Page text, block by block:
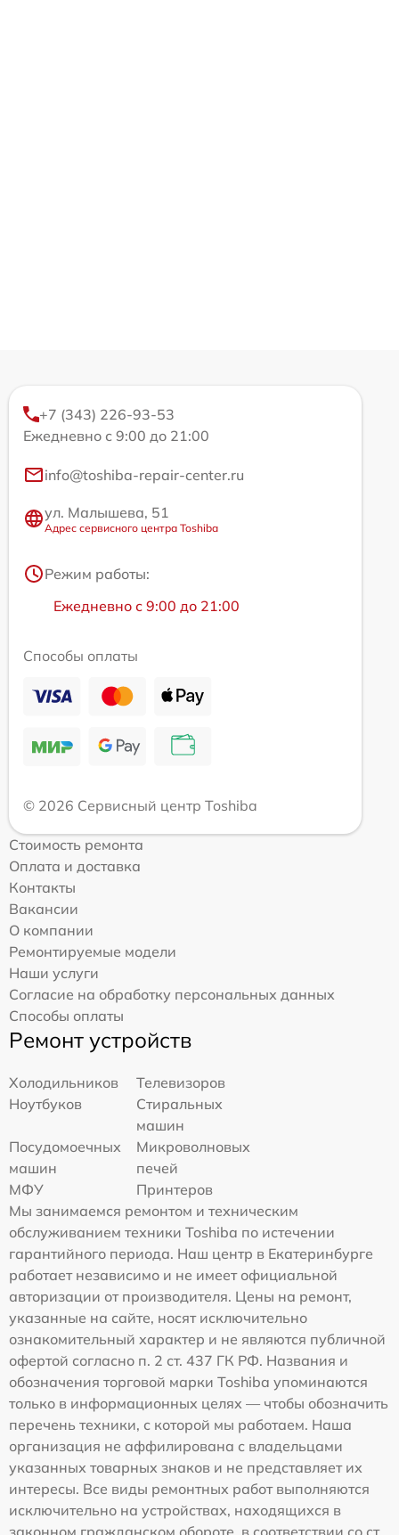
+7 (343) 226-93-53
Ежедневно с 9:00 до 21:00
info@toshiba-repair-center.ru
ул. Малышева, 51
Адрес сервисного центра Toshiba
Режим работы:
Ежедневно с 9:00 до 21:00
Способы оплаты
© 2026 Сервисный центр Toshiba
Стоимость ремонта
Оплата и доставка
Контакты
Вакансии
О компании
Ремонтируемые модели
Наши услуги
Согласие на обработку персональных данных
Способы оплаты
Ремонт устройств
Холодильников
Телевизоров
Ноутбуков
Стиральных
машин
Посудомоечных
машин
Микроволновых
печей
МФУ
Принтеров
Мы занимаемся ремонтом и техническим
обслуживанием техники Toshiba по истечении
гарантийного периода. Наш центр в Екатеринбурге
работает независимо и не имеет официальной
авторизации от производителя. Цены на ремонт,
указанные на сайте, носят исключительно
ознакомительный характер и не являются публичной
офертой согласно п. 2 ст. 437 ГК РФ. Названия и
обозначения торговой марки Toshiba упоминаются
только в информационных целях — чтобы обозначить
перечень техники, с которой мы работаем. Наша
организация не аффилирована с владельцами
указанных товарных знаков и не представляет их
интересы. Все виды ремонтных работ выполняются
исключительно на устройствах, находящихся в
законном гражданском обороте, в соответствии со ст.